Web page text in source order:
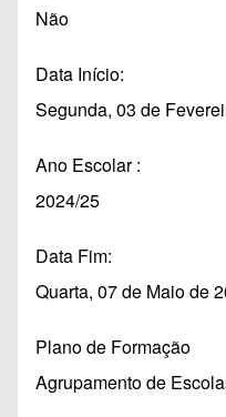
Não
Data Início
Segunda, 03 de
Ano Escolar
2024/25
Data Fim
Quarta, 07 de Maio de
Plano de Formação
Agrupamento de